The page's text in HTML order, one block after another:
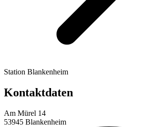
Station Blankenheim
Kontaktdaten
Am Mürel 14
53945 Blankenheim